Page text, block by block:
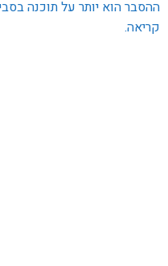
ההסבר הוא יותר על תוכנה
קריאה.